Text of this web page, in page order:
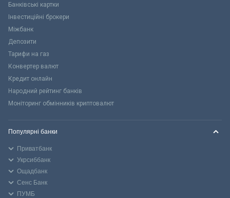
Банківські картки
Інвестиційні брокери
Міжбанк
Депозити
Тарифи на газ
Конвертер валют
Кредит онлайн
Народний рейтинг банків
Моніторинг обмінників криптовалют
Популярні банки
Приватбанк
Укрсиббанк
Ощадбанк
Сенс Банк
ПУМБ